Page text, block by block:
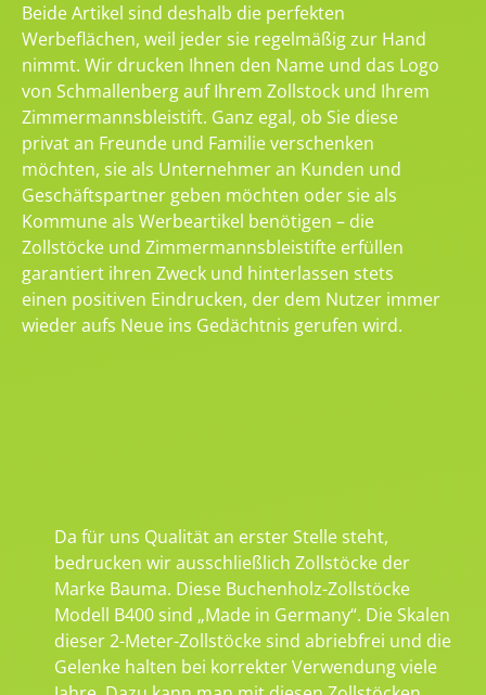
Beide Artikel sind deshalb die perfekten
Werbeflächen, weil jeder sie regelmäßig zur Hand
nimmt. Wir drucken Ihnen den Name und das Logo
von Schmallenberg auf Ihrem Zollstock und Ihrem
Zimmermannsbleistift. Ganz egal, ob Sie diese
privat an Freunde und Familie verschenken
möchten, sie als Unternehmer an Kunden und
Geschäftspartner geben möchten oder sie als
Kommune als Werbeartikel benötigen – die
Zollstöcke und Zimmermannsbleistifte erfüllen
garantiert ihren Zweck und hinterlassen stets
einen positiven Eindrucken, der dem Nutzer immer
wieder aufs Neue ins Gedächtnis gerufen wird.
Da für uns Qualität an erster Stelle steht,
bedrucken wir ausschließlich Zollstöcke der
Marke Bauma. Diese Buchenholz-Zollstöcke
Modell B400 sind „Made in Germany“. Die Skalen
dieser 2-Meter-Zollstöcke sind abriebfrei und die
Gelenke halten bei korrekter Verwendung viele